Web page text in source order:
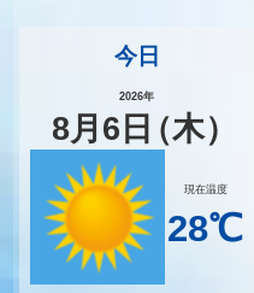
今日
2026年
8月 6 日（木）
現在温度
28℃